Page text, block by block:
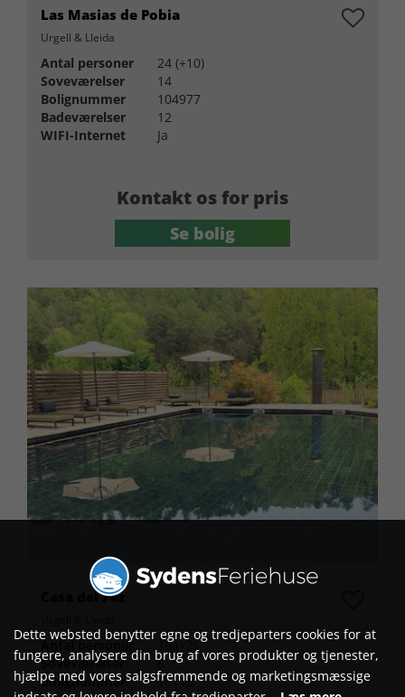
Las Masias de Pobia
Urgell & Lleida
Antal personer
24 (+10)
Soveværelser
14
Bolignummer
104977
Badeværelser
12
WIFI-Internet
Ja
Kontakt os for pris
Se bolig
Casa del Pez
Antal personer
16 (+2)
Soveværelser
8
Bolignummer
10115
Dette websted benytter egne og tredjeparters cookies for at
fungere, analysere din brug af vores produkter og tjenester,
hjælpe med vores salgsfremmende og marketingsmæssige